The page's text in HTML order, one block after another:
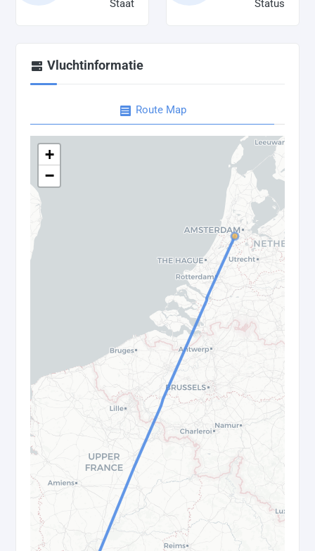
Staat Status
Vluchtinformatie
Route Map
+
−